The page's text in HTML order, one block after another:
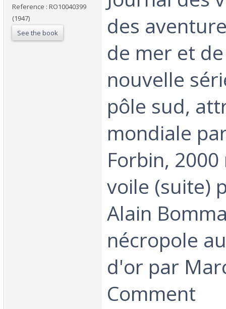
Reference : RO10040399
(1947)
See the book
des
de mer et
nouvelle
pôle sud,
mondiale
Forbin,
voile (suite)
Alain
nécropole
d'or par
Comment‎